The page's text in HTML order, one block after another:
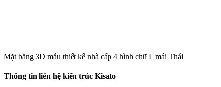
Mặt bằng 3D mẫu thiết kế nhà cấp 4 hình chữ L mái Thái
Thông tin liên hệ kiến trúc Kisato